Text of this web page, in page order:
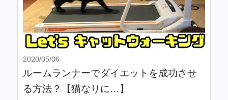
2020/05/06
ルームランナーでダイエットを成功させ
る方法？【猫なりに…】